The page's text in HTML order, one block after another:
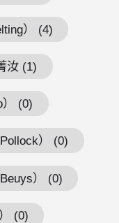
） (4)
汝 (1)
） (0)
） (0)
） (0)
(0)